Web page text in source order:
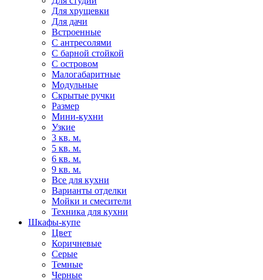
Для хрущевки
Для дачи
Встроенные
С антресолями
С барной стойкой
С островом
Малогабаритные
Модульные
Скрытые ручки
Размер
Мини-кухни
Узкие
3 кв. м.
5 кв. м.
6 кв. м.
9 кв. м.
Все для кухни
Варианты отделки
Мойки и смесители
Техника для кухни
Шкафы-купе
Цвет
Коричневые
Серые
Темные
Черные